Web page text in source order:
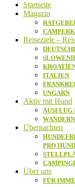
Startseite
Magazin
Reiseziele –
ITALIEN
UNGARN
Aktiv mit Hund
AUSFLUG
Übernachten
PRO HUND
Über uns
FÜR